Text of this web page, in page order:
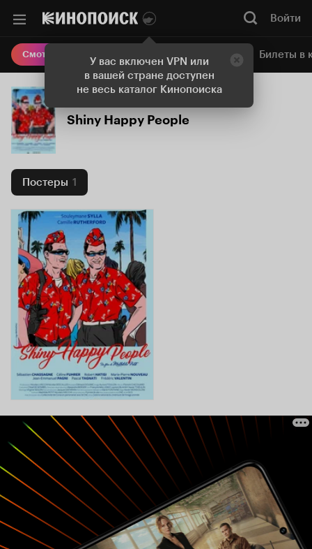
У вас включен VPN или
в вашей стране доступен
не весь каталог Кинопоиска
Войти
Смотреть кино Онлайн-кинотеатр Билеты в
Shiny Happy People
Постеры 1